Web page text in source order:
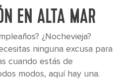
EN ALTA MAR
¿Nochevieja?
ninguna excusa para
cuando estás de
modos, aquí hay una.